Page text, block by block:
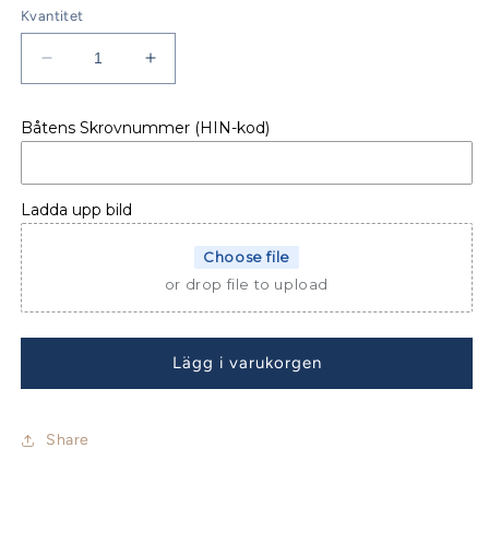
Kvantitet
Minska
kvantitet
SPRAYHOOD
390
Öka
kvantitet
SPRAYHOOD
390
Båtens Skrovnummer (HIN-kod)
Ladda upp bild
Choose file
or drop file to upload
Lägg i varukorgen
Share